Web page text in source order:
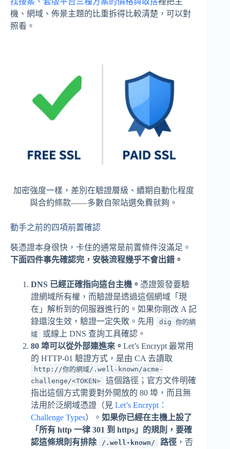
機、網域、佈景主題的比重拆得比較清楚，可以對
照看。
加密強度一樣，差別在驗證層級、續期自動化程度
與合約條款——多數自架站選免費就夠。
動手之前的四項前置確認
裝憑證本身很快，卡住的通常是前置條件沒滿足。
下面四件事先確認完，安裝流程幾乎不會出錯。
DNS 已經正確指向這台主機。 憑證簽發要驗
證網域所有權，而驗證是透過這個網域「現
在」解析到的伺服器進行的。如果你剛改 A 記
錄還沒生效，驗證一定失敗。先用
dig 你的網
域
或線上 DNS 查詢工具確認。
80 埠可以從外部連進來。 Let’s Encrypt 最常用
的 HTTP-01 驗證方式，是由 CA 去讀取
http://你的網域/.well-known/acme-
challenge/<TOKEN>
這個路徑；官方文件明確
指出這個方式需要對外開放的 80 埠，而且無
法用於泛網域憑證（見 Let’s Encrypt：
Challenge Types）。 如果你已經在主機上設了
「所有 http 一律 301 到 https」的規則，要確
認這條規則有排除
/.well-known/ 路徑 ，否